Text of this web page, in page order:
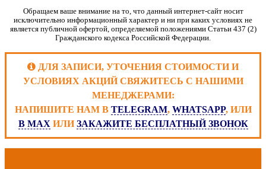
Обращаем ваше внимание на то, что данный интернет-сайт носит
исключительно информационный характер и ни при каких условиях не
является публичной офертой, определяемой положениями Статьи 437 (2)
Гражданского кодекса Российской Федерации.
ДЛЯ ЗАПИСИ, УТОЧЕНИЯ СТОИМОСТИ И
УСЛОВИЯХ АКЦИЙ СВЯЖИТЕСЬ С НАШИМИ
МЕНЕДЖЕРАМИ:
НАПИШИТЕ НАМ В TELEGRAM, WHATSAPP, ИЛИ
В MAX ИЛИЗАКАЖИТЕ БЕСПЛАТНЫЙ ЗВОНОК